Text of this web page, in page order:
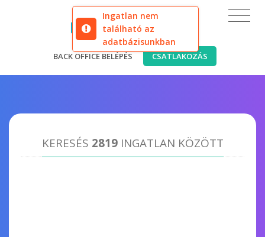
Ingatlan nem
található az
adatbázisunkban
BACK OFFICE BELÉPÉS CSATLAKOZÁS
KERESÉS 2819INGATLAN KÖZÖTT